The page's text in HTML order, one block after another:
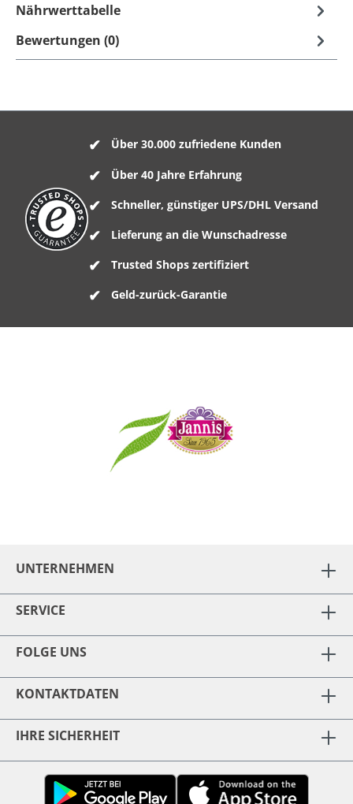
Nährwerttabelle
Bewertungen (0)
Über 30.000 zufriedene Kunden
Über 40 Jahre Erfahrung
Schneller, günstiger UPS/DHL Versand
Lieferung an die Wunschadresse
Trusted Shops zertifiziert
Geld-zurück-Garantie
UNTERNEHMEN
SERVICE
FOLGE UNS
KONTAKTDATEN
IHRE SICHERHEIT